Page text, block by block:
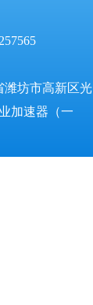
潍坊市高新区光
加速器（一